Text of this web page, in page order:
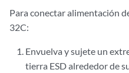
Para conectar alimentación
32C:
Envuelva y sujete un
tierra ESD alrededor de